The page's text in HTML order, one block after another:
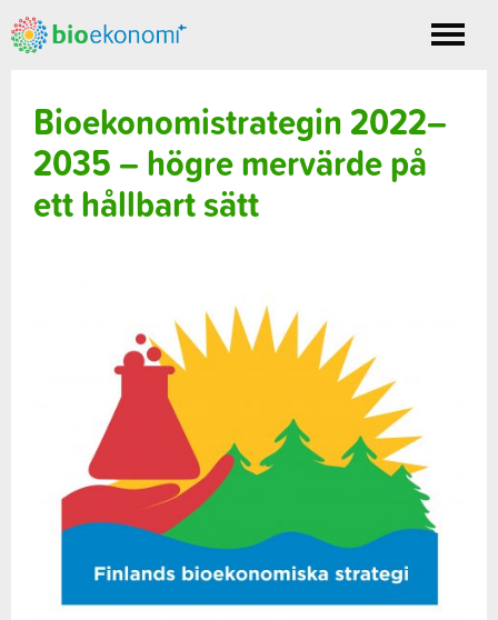
Toggle
Bioekonomistrategin 2022–
2035 – högre mervärde på
ett hållbart sätt